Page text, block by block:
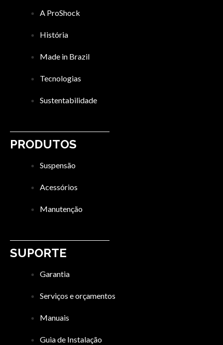
A ProShock
História
Made in Brazil
Tecnologias
Sustentabilidade
PRODUTOS
Suspensão
Acessórios
Manutenção
SUPORTE
Garantia
Serviços e orçamentos
Manuais
Guia de Instalação